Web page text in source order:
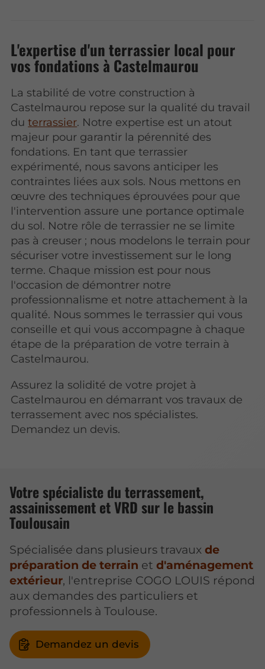
L'expertise d'un terrassier local pour
vos fondations à Castelmaurou
La stabilité de votre construction à
Castelmaurou repose sur la qualité du travail
duterrassier. Notre expertise est un atout
majeur pour garantir la pérennité des
fondations. En tant que terrassier
expérimenté, nous savons anticiper les
contraintes liées aux sols. Nous mettons en
œuvre des techniques éprouvées pour que
l'intervention assure une portance optimale
du sol. Notre rôle de terrassier ne se limite
pas à creuser ; nous modelons le terrain pour
sécuriser votre investissement sur le long
terme. Chaque mission est pour nous
l'occasion de démontrer notre
professionnalisme et notre attachement à la
qualité. Nous sommes le terrassier qui vous
conseille et qui vous accompagne à chaque
étape de la préparation de votre terrain à
Castelmaurou.
Assurez la solidité de votre projet à
Castelmaurou en démarrant vos travaux de
terrassement avec nos spécialistes.
Demandez un devis.
Votre spécialiste du terrassement,
assainissement et VRD sur le bassin
Toulousain
Spécialisée dans plusieurs travaux de
préparation de terrain et d'aménagement
extérieur, l'entreprise COGO LOUIS répond
aux demandes des particuliers et
professionnels à Toulouse.
Demandez un devis